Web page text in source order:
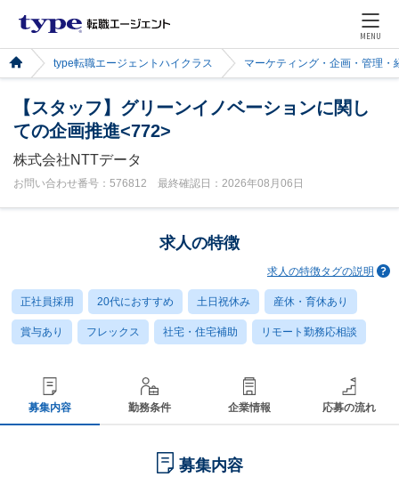
MENU
type転職エージェントハイクラス マーケティング・企画・管理・
【スタッフ】グリーンイノベーションに関し
ての企画推進<772>
株式会社NTTデータ
お問い合わせ番号：576812 最終確認日：2026年08月06日
求人の特徴
求人の特徴タグの説明
正社員採用 20代におすすめ 土日祝休み 産休・育休あり
賞与あり フレックス 社宅・住宅補助 リモート勤務応相談
募集内容 勤務条件 企業情報 応募の流れ
募集内容